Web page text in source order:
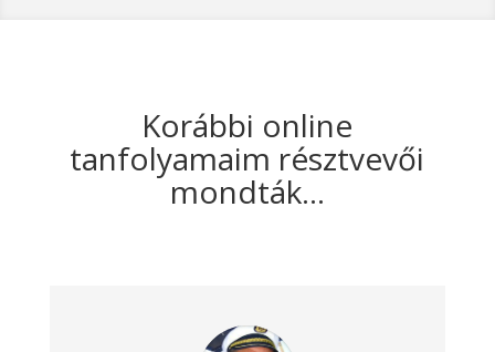
Korábbi online
tanfolyamaim résztvevői
mondták…